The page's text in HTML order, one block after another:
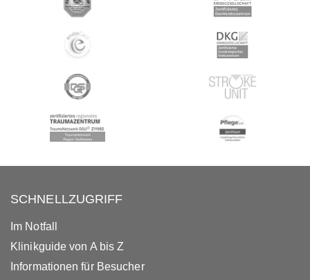
SCHNELLZUGRIFF
Im Notfall
Klinikguide von A bis Z
Informationen für Besucher